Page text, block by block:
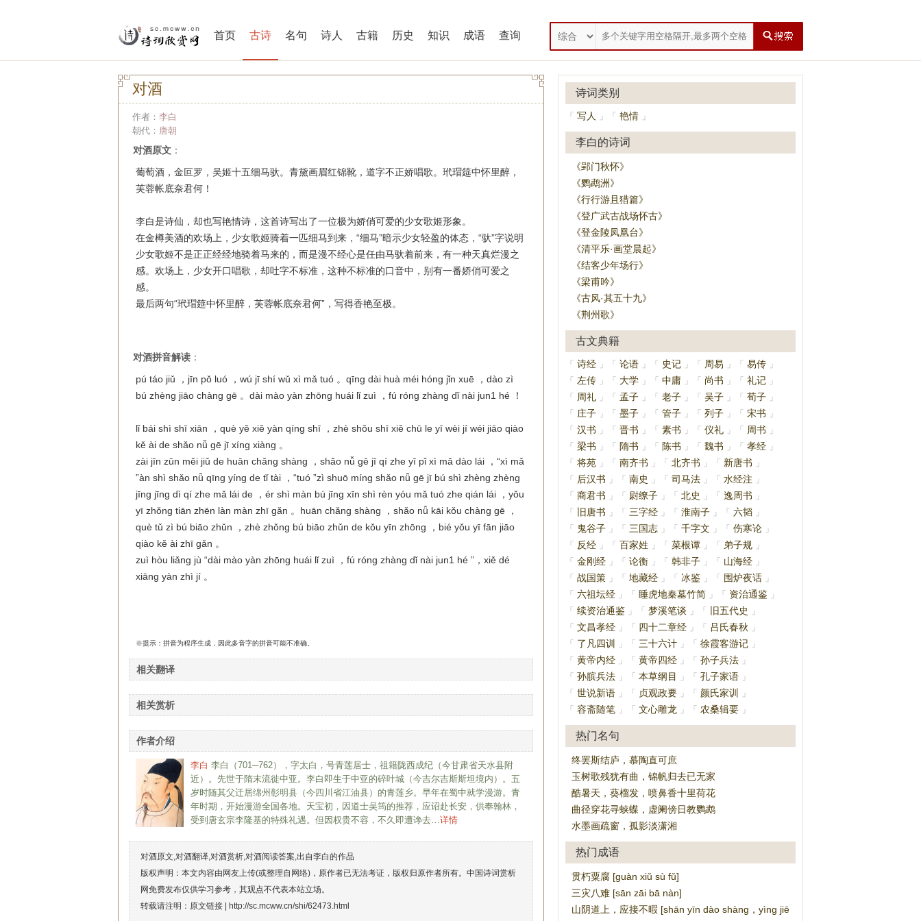
首页 古诗 名句 诗人 古籍 历史 知识 成语 查询
对酒
作者： 李白
朝代： 唐朝
对酒原文 ：
葡萄酒，金叵罗，吴姬十五细马驮。 青黛画眉红锦靴，道字不正娇唱歌。 玳瑁筵中怀里醉，
芙蓉帐底奈君何！
李白是诗仙，却也写艳情诗，这首诗写出了一位极为娇俏可爱的少女歌姬形象。
在金樽美酒的欢场上，少女歌姬骑着一匹细马到来，“细马”暗示少女轻盈的体态，“驮”字说明
少女歌姬不是正正经经地骑着马来的，而是漫不经心是任由马驮着前来，有一种天真烂漫之
感。欢场上，少女开口唱歌，却吐字不标准，这种不标准的口音中，别有一番娇俏可爱之
感。
最后两句“玳瑁筵中怀里醉，芙蓉帐底奈君何”，写得香艳至极。
对酒拼音解读 ：
pú táo jiǔ ，jīn pǒ luó ，wú jī shí wǔ xì mǎ tuó 。 qīng dài huà méi hóng jǐn xuē ，dào zì
bú zhèng jiāo chàng gē 。 dài mào yàn zhōng huái lǐ zuì ，fú róng zhàng dǐ nài jun1 hé ！
lǐ bái shì shī xiān ，què yě xiě yàn qíng shī ，zhè shǒu shī xiě chū le yī wèi jí wéi jiāo qiào
kě ài de shǎo nǚ gē jī xíng xiàng 。
zài jīn zūn měi jiǔ de huān chǎng shàng ，shǎo nǚ gē jī qí zhe yī pǐ xì mǎ dào lái ，“xì mǎ
”àn shì shǎo nǚ qīng yíng de tǐ tài ，“tuó ”zì shuō míng shǎo nǚ gē jī bú shì zhèng zhèng
jīng jīng dì qí zhe mǎ lái de ，ér shì màn bú jīng xīn shì rèn yóu mǎ tuó zhe qián lái ，yǒu
yī zhǒng tiān zhēn làn màn zhī gǎn 。huān chǎng shàng ，shǎo nǚ kāi kǒu chàng gē ，
què tǔ zì bú biāo zhǔn ，zhè zhǒng bú biāo zhǔn de kǒu yīn zhōng ，bié yǒu yī fān jiāo
qiào kě ài zhī gǎn 。
zuì hòu liǎng jù “dài mào yàn zhōng huái lǐ zuì ，fú róng zhàng dǐ nài jun1 hé ”，xiě dé
xiāng yàn zhì jí 。
※提示：拼音为程序生成，因此多音字的拼音可能不准确。
相关翻译
相关赏析
作者介绍
李白 李白（701─762），字太白，号青莲居士，祖籍陇西成纪（今甘肃省天水县附
近）。先世于隋末流徙中亚。李白即生于中亚的碎叶城（今吉尔吉斯斯坦境内）。五
岁时随其父迁居绵州彰明县（今四川省江油县）的青莲乡。早年在蜀中就学漫游。青
年时期，开始漫游全国各地。天宝初，因道士吴筠的推荐，应诏赴长安，供奉翰林，
受到唐玄宗李隆基的特殊礼遇。但因权贵不容，不久即遭谗去…详情
对酒原文,对酒翻译,对酒赏析,对酒阅读答案,出自李白的作品
版权声明：本文内容由网友上传(或整理自网络)，原作者已无法考证，版权归原作者所有。中国诗词赏析
网免费发布仅供学习参考，其观点不代表本站立场。
转载请注明：原文链接 |
http://sc.mcww.cn/shi/62473.html
诗词类别
「 写人 」 「 艳情 」
李白的诗词
《郢门秋怀》
《鹦鹉洲》
《行行游且猎篇》
《登广武古战场怀古》
《登金陵凤凰台》
《清平乐·画堂晨起》
《结客少年场行》
《梁甫吟》
《古风·其五十九》
《荆州歌》
古文典籍
「 诗经 」 「 论语 」 「 史记 」 「 周易 」 「 易传 」
「
左传 」 「 大学 」 「 中庸 」 「 尚书 」 「 礼记 」
「
周礼 」 「 孟子 」 「 老子 」 「 吴子 」 「 荀子 」
「
庄子 」 「 墨子 」 「 管子 」 「 列子 」 「 宋书
」
「 汉书 」 「 晋书 」 「 素书 」 「 仪礼 」 「 周书
」
「 梁书 」 「 隋书 」 「 陈书 」 「 魏书 」 「 孝经 」
「 将苑 」 「 南齐书 」 「 北齐书 」 「 新唐书
」
「
后汉书 」 「 南史 」 「 司马法 」 「 水经注
」
「 商君书 」 「 尉缭子 」 「 北史 」 「 逸周书
」
「
旧唐书 」 「 三字经 」 「 淮南子 」 「 六韬 」
「
鬼谷子 」 「 三国志 」 「 千字文 」 「 伤寒论 」
「
反经 」 「 百家姓 」 「 菜根谭 」 「 弟子规 」
「 金刚经 」 「 论衡 」 「 韩非子 」 「 山海经 」
「 战国策 」 「 地藏经 」 「 冰鉴 」 「 围炉夜话 」
「 六祖坛经 」 「 睡虎地秦墓竹简 」 「 资治通鉴 」
「 续资治通鉴 」 「 梦溪笔谈 」 「 旧五代史
」
「 文昌孝经 」 「 四十二章经 」 「 吕氏春秋
」
「
了凡四训 」 「 三十六计 」 「 徐霞客游记 」
「 黄帝内经 」 「 黄帝四经 」 「 孙子兵法 」
「 孙膑兵法 」 「 本草纲目 」 「 孔子家语 」
「 世说新语 」 「 贞观政要 」 「 颜氏家训
」
「 容斋随笔 」 「 文心雕龙 」 「 农桑辑要 」
热门名句
终罢斯结庐，慕陶直可庶
玉树歌残犹有曲，锦帆归去已无家
酷暑天，葵榴发，喷鼻香十里荷花
曲径穿花寻蛱蝶，虚阑傍日教鹦鹉
水墨画疏窗，孤影淡潇湘
热门成语
贯朽粟腐 [guàn xiǔ sù fǔ]
三灾八难 [sān zāi bā nàn]
山阴道上，应接不暇 [shān yīn dào shàng，yìng jiē bù xiá]